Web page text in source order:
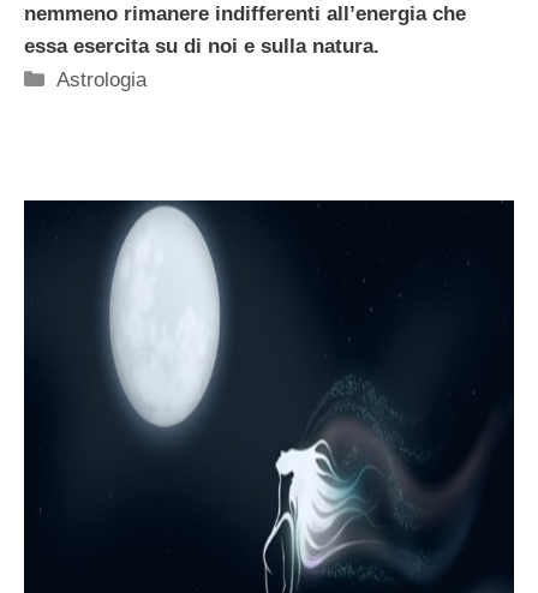
nemmeno rimanere indifferenti all’energia che
essa esercita su di noi e sulla natura.
Categorie
Astrologia